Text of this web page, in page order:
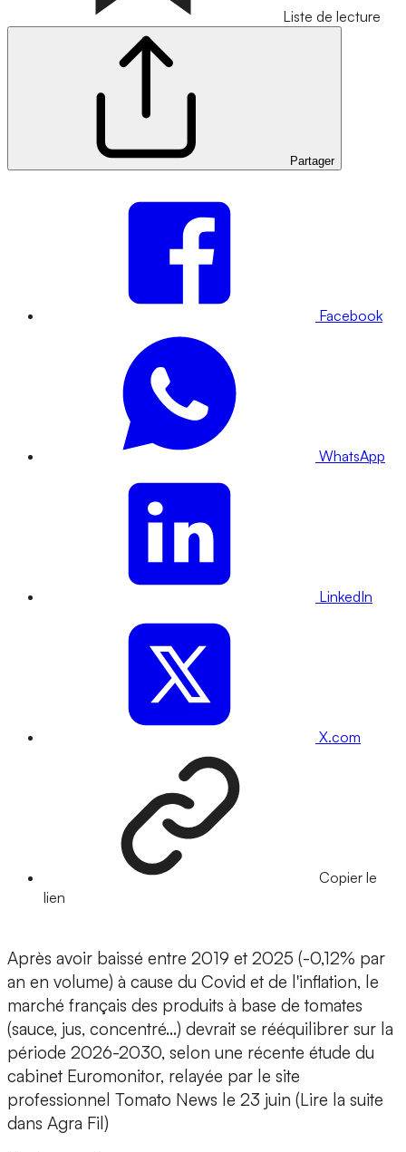
Liste de lecture
Partager
Facebook
WhatsApp
LinkedIn
X.com
Copier le
lien
Après avoir baissé entre 2019 et 2025 (-0,12% par
an en volume) à cause du Covid et de l'inflation, le
marché français des produits à base de tomates
(sauce, jus, concentré…) devrait se rééquilibrer sur la
période 2026-2030, selon une récente étude du
cabinet Euromonitor, relayée par le site
professionnel Tomato News le 23 juin (Lire la suite
dans Agra Fil)